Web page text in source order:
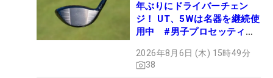
年ぶりにドライバーチェン
ジ！ UT、5Wは名器を継続使
用中 #男子プロセッティン
2026年8月6日 (木) 15時49分
38